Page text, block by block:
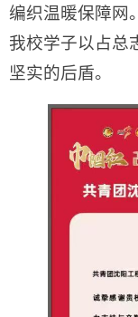
编织温暖保障网
我校学子以占总
坚实的后盾。